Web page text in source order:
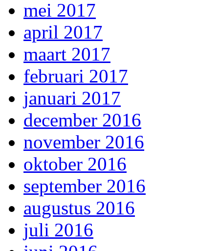
mei 2017
april 2017
maart 2017
februari 2017
januari 2017
december 2016
november 2016
oktober 2016
september 2016
augustus 2016
juli 2016